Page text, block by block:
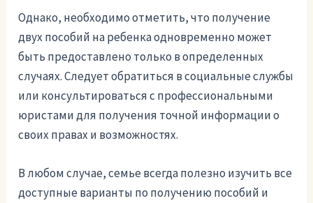
Однако, необходимо отметить, что получение
двух пособий на ребенка одновременно может
быть предоставлено только в определенных
случаях. Следует обратиться в социальные службы
или консультироваться с профессиональными
юристами для получения точной информации о
своих правах и возможностях.
В любом случае, семье всегда полезно изучить все
доступные варианты по получению пособий и